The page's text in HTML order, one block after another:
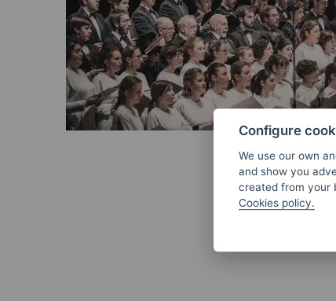
Configure
We use our own
and show you
created from your
Cookies policy.